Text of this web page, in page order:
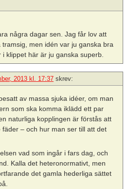
några dagar sen. Jag får lov att
men idén var ju ganska bra
klippet här är ju ganska superb.
2013 kl. 17:37 skrev:
av massa sjuka idéer, om man
som ska komma iklädd ett par
naturliga kopplingen är förstås att
– och hur man ser till att det
vad som ingår i fars dag, och
Kalla det heteronormativt, men
det gamla hederliga sättet